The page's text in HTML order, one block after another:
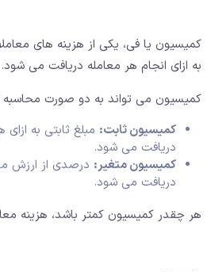
کمیسیون یا فی، یکی از هزینه های
به ازای انجام هر معامله دریافت می شود.
کمیسیون می تواند به دو صورت
کمیسیون ثابت: مبلغ ثابتی به
دریافت می شود.
کمیسیون متغیر: درصدی از ارزش
دریافت می شود.
هر چقدر کمیسیون کمتر باشد، هزینه